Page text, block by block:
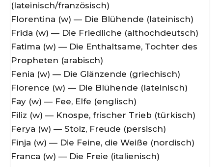
(lateinisch/französisch)
Florentina (w) — Die Blühende (lateinisch)
Frida (w) — Die Friedliche (althochdeutsch)
Fatima (w) — Die Enthaltsame, Tochter des
Propheten (arabisch)
Fenia (w) — Die Glänzende (griechisch)
Florence (w) — Die Blühende (lateinisch)
Fay (w) — Fee, Elfe (englisch)
Filiz (w) — Knospe, frischer Trieb (türkisch)
Ferya (w) — Stolz, Freude (persisch)
Finja (w) — Die Feine, die Weiße (nordisch)
Franca (w) — Die Freie (italienisch)